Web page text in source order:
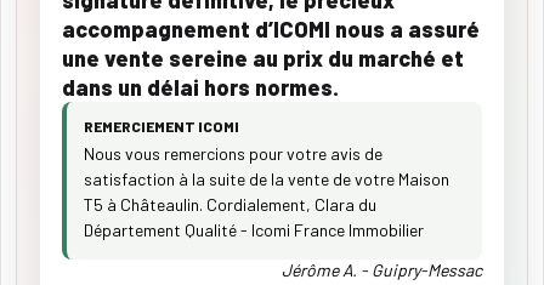
accompagnement d’ICOMI nous a assuré
une vente sereine au prix du marché et
dans un délai hors normes.
REMERCIEMENT ICOMI
Nous vous remercions pour votre avis de
satisfaction à la suite de la vente de votre Maison
T5 à Châteaulin. Cordialement, Clara du
Département Qualité - Icomi France Immobilier
Jérôme A. - Guipry-Messac